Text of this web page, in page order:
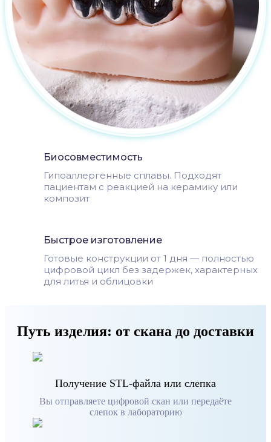
Биосовместимость
Гипоаллергенные сплавы. Подходят
пациентам с реакцией на керамику или
композит
Быстрое изготовление
Готовые конструкции от 1 дня — полностью
цифровой цикл без задержек, характерных
для литья и облицовки
Путь изделия: от скана до доставки
Получение STL-файла или слепка
Вы отправляете цифровой скан или передаёте
слепок в лабораторию